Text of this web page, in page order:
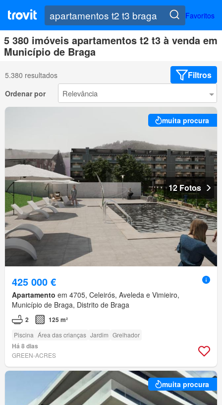
Favoritos
5 380 imóveis apartamentos t2 t3 à venda em
Município de Braga
5.380 resultados Filtros
Ordenar por
muita procura
12 Fotos
425 000 €
Apartamento em 4705, Celeirós, Aveleda e Vimieiro,
Município de Braga, Distrito de Braga
2 125 m²
Piscina Área das crianças Jardim Grelhador
Há 8 dias
GREEN-ACRES
muita procura